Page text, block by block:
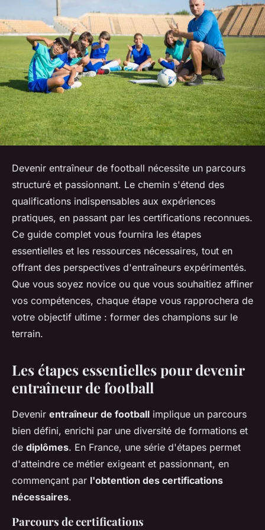
Devenir entraîneur de football nécessite un parcours
structuré et passionnant. Le chemin s'étend des
qualifications indispensables aux expériences
pratiques, en passant par les certifications reconnues.
Ce guide complet vous fournira les étapes
essentielles et les ressources nécessaires, tout en
offrant des perspectives d'entraîneurs expérimentés.
Que vous soyez novice ou que vous souhaitiez affiner
vos compétences, chaque étape vous rapprochera de
votre objectif ultime : former des champions sur le
terrain.
Les étapes essentielles pour devenir
entraîneur de football
Devenir entraîneur de football implique un parcours
bien défini, enrichi par une diversité de formations et
de diplômes. En France, une série d'étapes permet
d'atteindre ce métier exigeant et passionnant, en
commençant par l'obtention des certifications
nécessaires.
Parcours de certifications